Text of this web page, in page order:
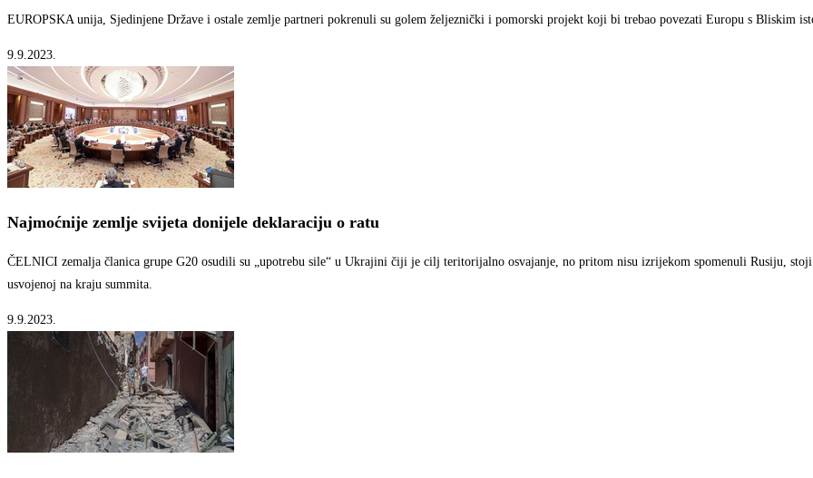
EUROPSKA unija, Sjedinjene Države i ostale zemlje partneri pokrenuli su golem željeznički i pomorski projekt koji bi trebao povezati Europu s Bliskim
9.9.2023.
Najmoćnije zemlje svijeta donijele deklaraciju o ratu
ČELNICI zemalja članica grupe G20 osudili su „upotrebu sile“ u Ukrajini čiji je cilj teritorijalno osvajanje, no pritom nisu izrijekom spomenuli Rusiju,
usvojenoj na kraju summita.
9.9.2023.